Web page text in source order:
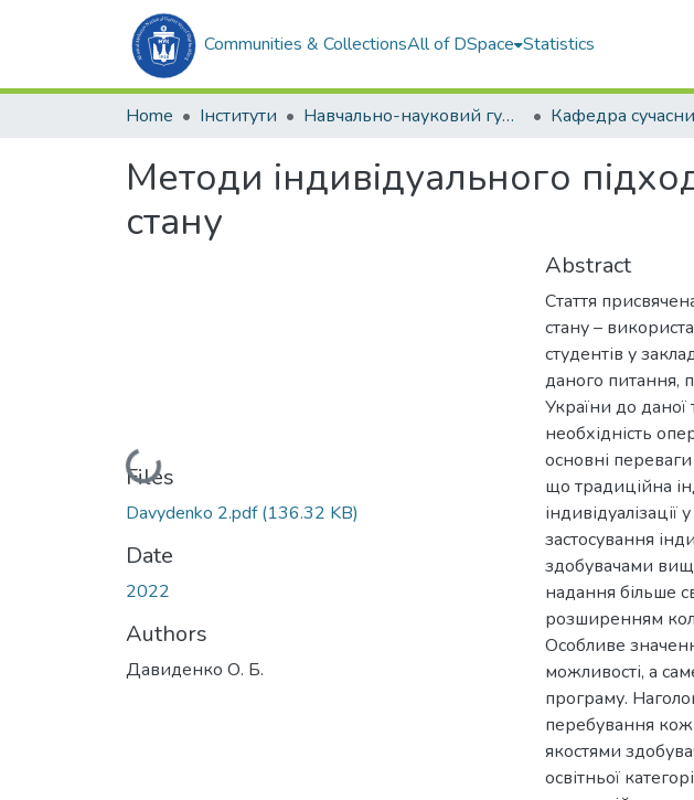
Communities & CollectionsAll of DSpace Statistics
Home Інститути Навчально-науковий гуманітарний інститут (ННГІ)
Методи індивідуального
стану
Loading...
Files
Davydenko 2.pdf(136.32 KB)
Date
2022
Authors
Давиденко О. Б.
Abstract
Стаття
стану –
студентів у
даного питання,
України до даної
необхідність
основні
що традиційна
застосування
здобувачами
надання більше
розширенням
Особливе
можливості, а
програму.
перебування
якостями
освітньої